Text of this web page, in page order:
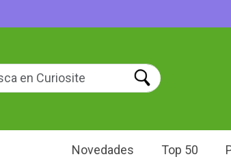
Novedades Top 50